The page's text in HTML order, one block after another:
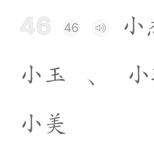
46 46 小
小玉 、 小
小 美